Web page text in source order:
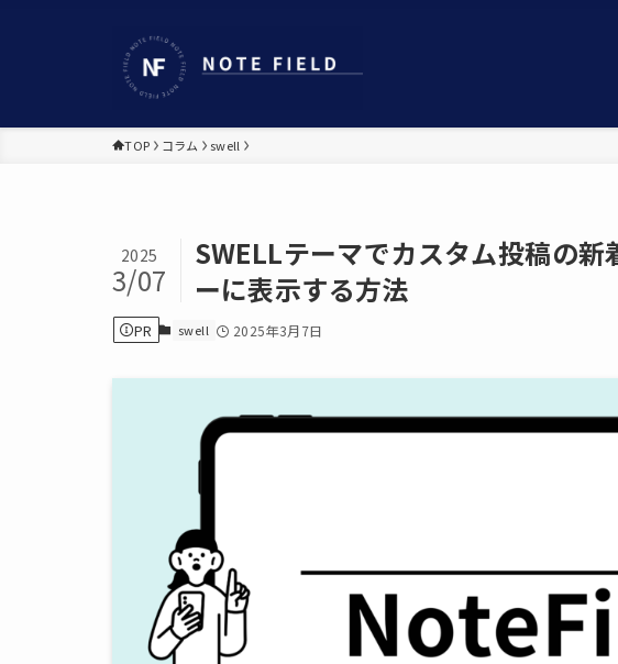
TOP コラム swell
SWELLテーマでカスタム投稿の
ーに表示する方法
2025
3/07
PR swell 2025年3月7日